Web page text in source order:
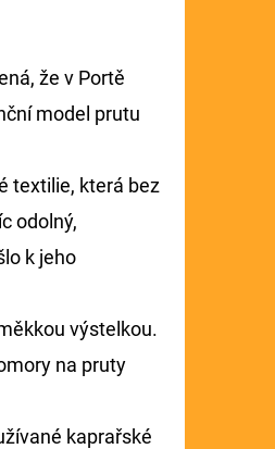
že v Portě
model prutu
textilie, která bez
odolný,
k jeho
výstelkou.
na pruty
kaprařské